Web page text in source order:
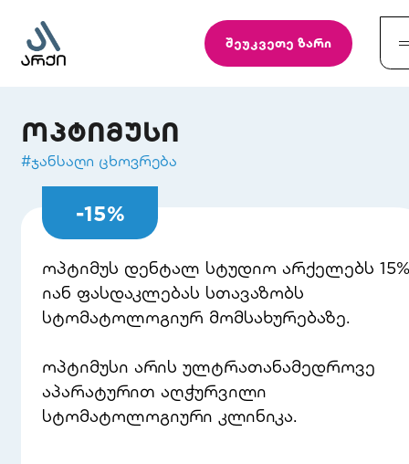
შეუკვეთე ზარი
ოპტიმუსი
#ჯანსაღი ცხოვრება
-15%
ოპტიმუს დენტალ სტუდიო არქელებს
იან ფასდაკლებას სთავაზობს
სტომატოლოგიურ მომსახურებაზე.
ოპტიმუსი არის ულტრათანამედროვე
აპარატურით აღჭურვილი
სტომატოლოგიური კლინიკა.